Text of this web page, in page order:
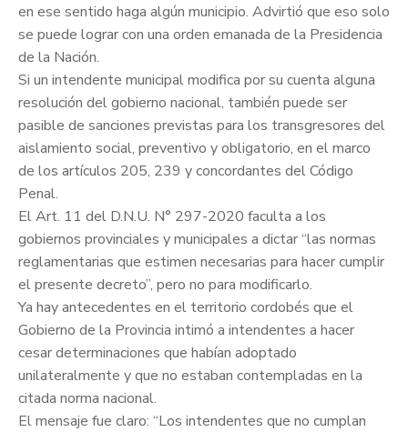
en ese sentido haga algún municipio. Advirtió que eso solo
se puede lograr con una orden emanada de la Presidencia
de la Nación.
Si un intendente municipal modifica por su cuenta alguna
resolución del gobierno nacional, también puede ser
pasible de sanciones previstas para los transgresores del
aislamiento social, preventivo y obligatorio, en el marco
de los artículos 205, 239 y concordantes del Código
Penal.
El Art. 11 del D.N.U. N° 297-2020 faculta a los
gobiernos provinciales y municipales a dictar “las normas
reglamentarias que estimen necesarias para hacer cumplir
el presente decreto”, pero no para modificarlo.
Ya hay antecedentes en el territorio cordobés que el
Gobierno de la Provincia intimó a intendentes a hacer
cesar determinaciones que habían adoptado
unilateralmente y que no estaban contempladas en la
citada norma nacional.
El mensaje fue claro: “Los intendentes que no cumplan